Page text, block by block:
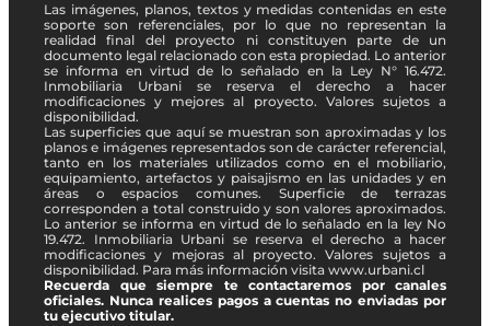
Las imágenes, planos, textos y medidas contenidas en este
soporte son referenciales, por lo que no representan la
realidad final del proyecto ni constituyen parte de un
documento legal relacionado con esta propiedad. Lo anterior
se informa en virtud de lo señalado en la Ley N° 16.472.
Inmobiliaria Urbani se reserva el derecho a hacer
modificaciones y mejores al proyecto. Valores sujetos a
disponibilidad.
Las superficies que aquí se muestran son aproximadas y los
planos e imágenes representados son de carácter referencial,
tanto en los materiales utilizados como en el mobiliario,
equipamiento, artefactos y paisajismo en las unidades y en
áreas o espacios comunes. Superficie de terrazas
corresponden a total construido y son valores aproximados.
Lo anterior se informa en virtud de lo señalado en la ley No
19.472. Inmobiliaria Urbani se reserva el derecho a hacer
modificaciones y mejoras al proyecto. Valores sujetos a
disponibilidad. Para más información visita www.urbani.cl
Recuerda que siempre te contactaremos por canales
oficiales. Nunca realices pagos a cuentas no enviadas por
tu ejecutivo titular.